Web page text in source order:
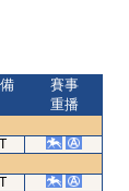
賽事
重播